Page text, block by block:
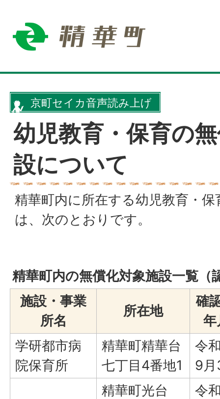
京町セイカ音声読み上げ
幼児教育・保育の
設について
精華町内に所在する幼児教育・
は、次のとおりです。
精華町内の無償化対象施設一覧（
施設・事業
所名
所在地
確
年
学研都市病
院保育所
精華町精華台
七丁目4番地1
令
9
精華町光台
令